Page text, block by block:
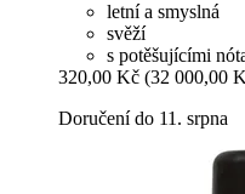
letní a smyslná
svěží
s potěšujícími
320,00 Kč (32 000,00
Doručení do 11. srpna